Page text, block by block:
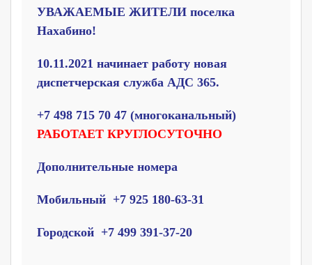
УВАЖАЕМЫЕ ЖИТЕЛИ поселка
Нахабино!
10.11.2021 начинает работу новая
диспетчерская служба АДС 365.
+7 498 715 70 47 (многоканальный)
РАБОТАЕТ КРУГЛОСУТОЧНО
Дополнительные номера
Мобильный +7 925 180-63-31
Городской +7 499 391-37-20